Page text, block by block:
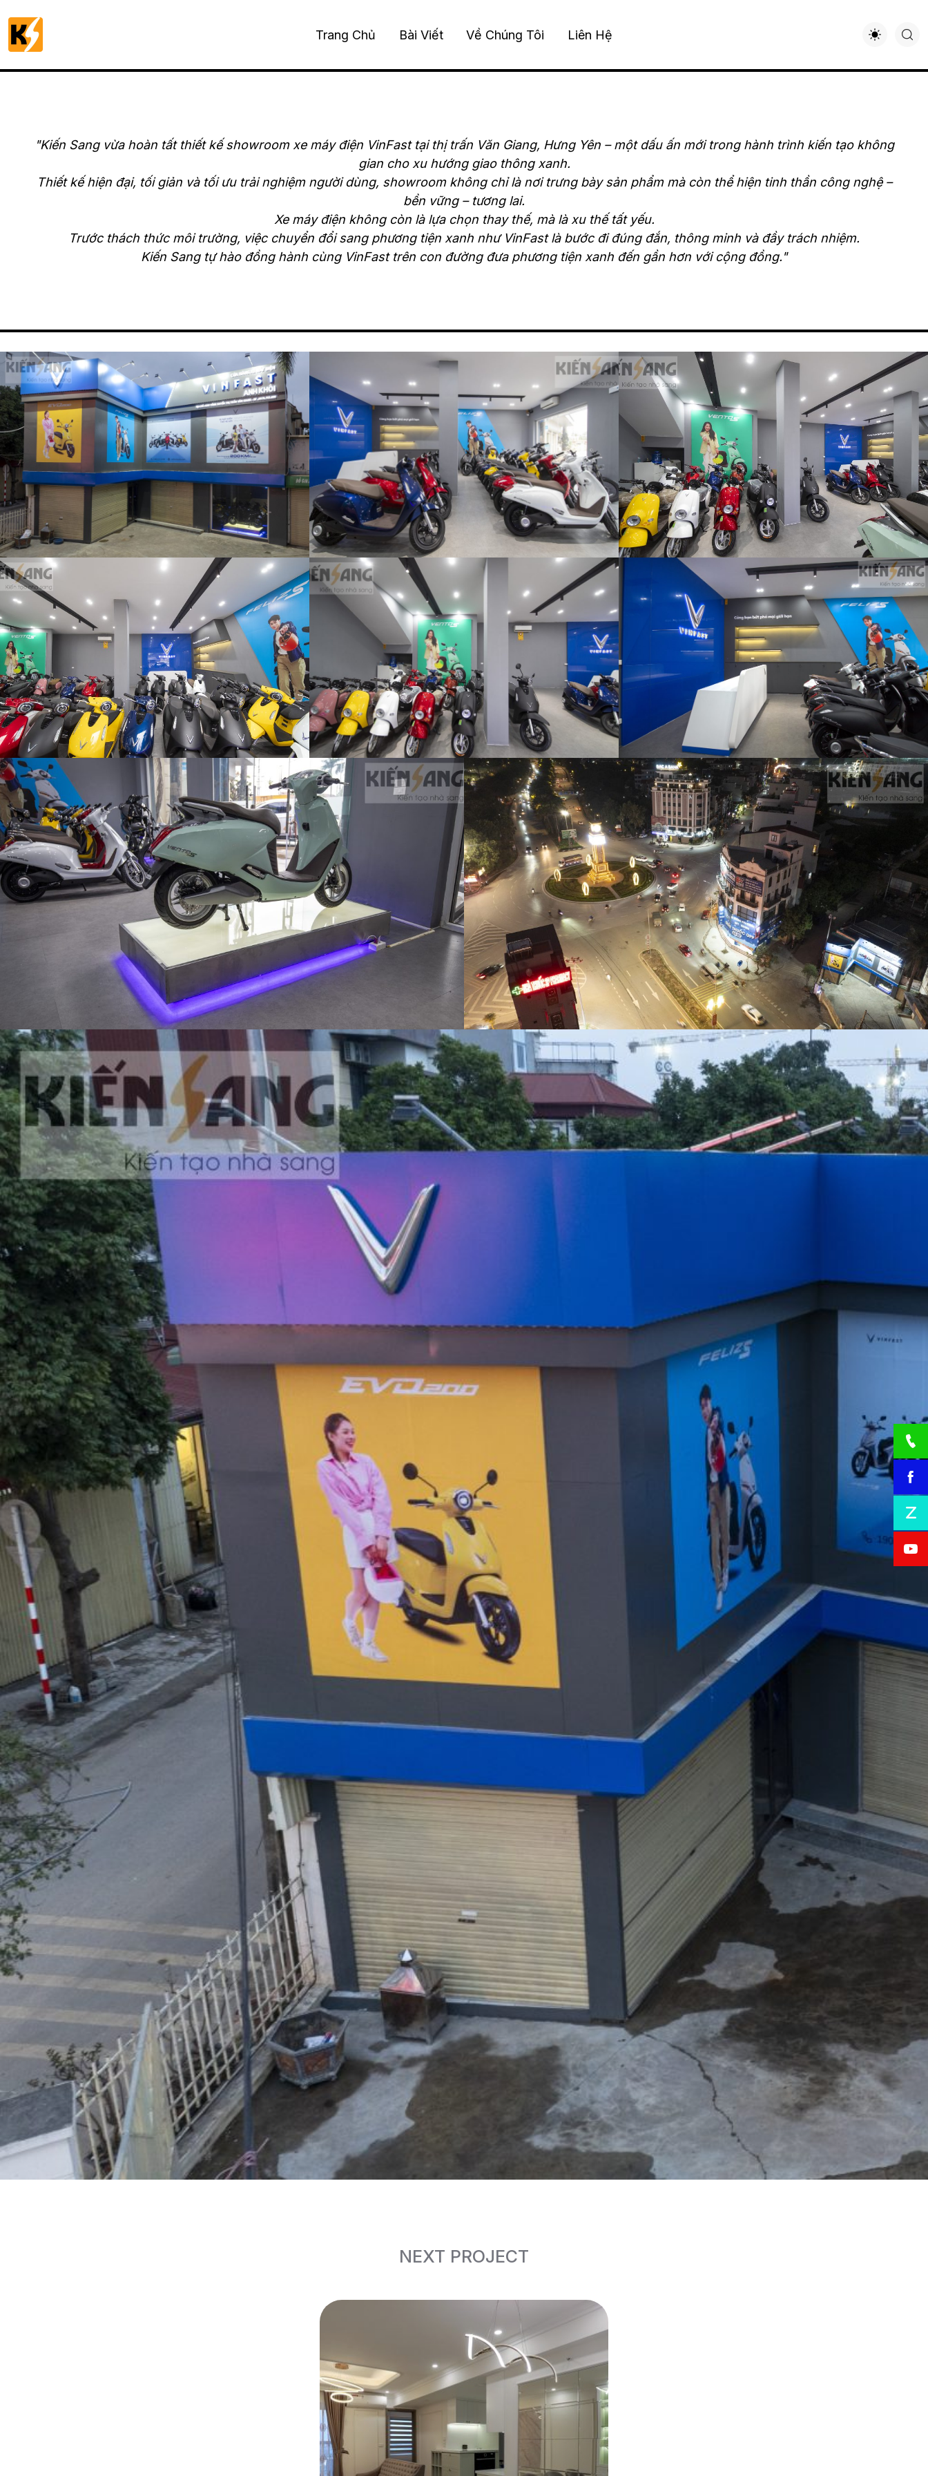
Trang Chủ Bài Viết Về Chúng Tôi Liên Hệ
Kiến Sang vừa hoàn tất thiết kế showroom xe máy điện VinFast tại thị trấn Văn Giang, Hưng Yên – một dấu ấn mới trong hành trình kiến tạo không
gian cho xu hướng giao thông xanh.
Thiết kế hiện đại, tối giản và tối ưu trải nghiệm người dùng, showroom không chỉ là nơi trưng bày sản phẩm mà còn thể hiện tinh thần công nghệ –
bền vững – tương lai.
Xe máy điện không còn là lựa chọn thay thế, mà là xu thế tất yếu.
Trước thách thức môi trường, việc chuyển đổi sang phương tiện xanh như VinFast là bước đi đúng đắn, thông minh và đầy trách nhiệm.
Kiến Sang tự hào đồng hành cùng VinFast trên con đường đưa phương tiện xanh đến gần hơn với cộng đồng.
NEXT PROJECT